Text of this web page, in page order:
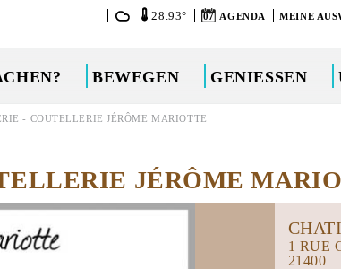
28.93° 07 AGENDA MEINE
BEWEGEN GENIESSEN
- COUTELLERIE JÉRÔME MARIOTTE
JÉRÔME
1 RUE
21400